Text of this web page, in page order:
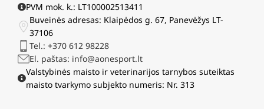
PVM mok. k.: LT100002513411
Buveinės adresas: Klaipėdos g. 67, Panevėžys LT-
37106
Tel.: +370 612 98228
El. paštas: info@aonesport.lt
Valstybinės maisto ir veterinarijos tarnybos suteiktas
maisto tvarkymo subjekto numeris: Nr. 313